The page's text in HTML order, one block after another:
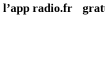
l’app radio.fr